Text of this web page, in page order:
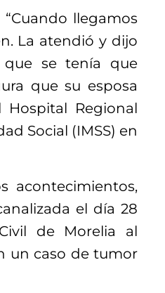
llegamos
La atendió y dijo
que se tenía que
que su esposa
Regional
Social (IMSS) en
acontecimientos,
el día 28
de Morelia al
un caso de tumor